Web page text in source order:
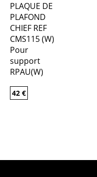
PLAQUE DE
PLAFOND
CHIEF REF
CMS115 (W)
Pour
support
RPAU(W)
42 €